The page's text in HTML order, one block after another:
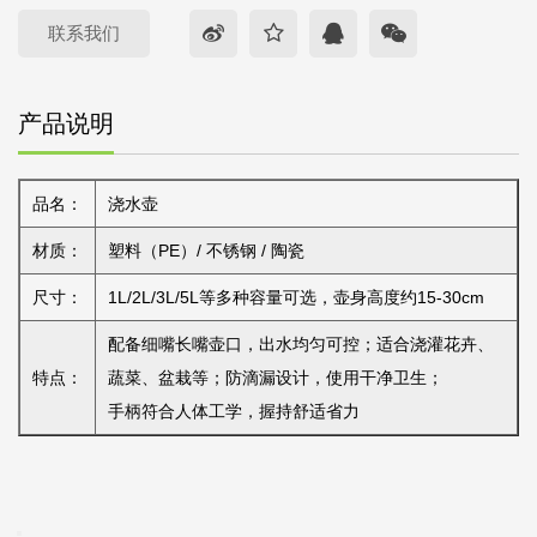
联系我们
产品说明
品名： 浇水壶
材质： 塑料（PE）/ 不锈钢 / 陶瓷
尺寸： 1L/2L/3L/5L等多种容量可选，壶身高度约15-30cm
特点：
配备细嘴长嘴壶口，出水均匀可控；适合浇灌花卉、
蔬菜、盆栽等；防滴漏设计，使用干净卫生；
手柄符合人体工学，握持舒适省力